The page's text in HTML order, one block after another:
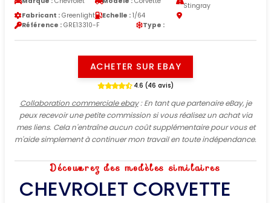
Stingray
Fabricant : Greenlight Echelle : 1/64
Référence : GRE13310-F Type :
ACHETER SUR EBAY
4.6 (46 avis)
Collaboration commerciale ebay: En tant que partenaire eBay, je
peux recevoir une petite commission si vous réalisez un achat via
mes liens. Cela n'entraîne aucun coût supplémentaire pour vous et
m'aide simplement à continuer mon travail en toute indépendance.
Découvrez des modèles similaires
CHEVROLET CORVETTE